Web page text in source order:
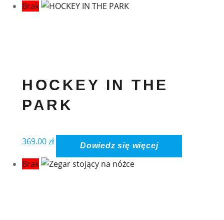
Brak
HOCKEY IN THE
PARK
369.00zł Dowiedz się więcej
Brak